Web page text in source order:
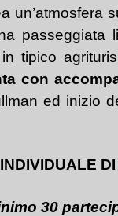
un’atmosfera
tipico
con
ed inizio
30